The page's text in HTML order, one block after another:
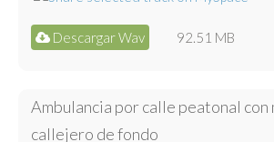
Descargar Wav 92.51 MB
Ambulancia por calle peatonal con
callejero de fondo